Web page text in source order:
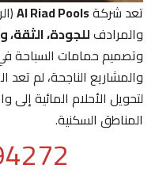
تعد شركةAl Riad Pools
والمرادفللجودة، الثقة،
وتصميم حمامات السباحة
والمشاريع الناجحة، لم
لتحويل الأحلام المائية
المناطق السكنية.